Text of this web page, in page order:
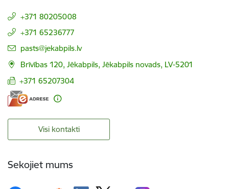
+371 80205008
+371 65236777
E-pasts:
pasts@jekabpils.lv
Brīvības 120, Jēkabpils, Jēkabpils novads, LV-5201
+371 65207304
Visi kontakti
Sekojiet mums